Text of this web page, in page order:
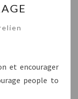
et encourager
people to